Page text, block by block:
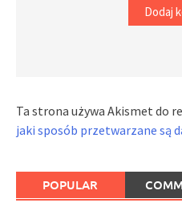
Ta strona używa Akismet do
jaki sposób przetwarzane są
POPULAR